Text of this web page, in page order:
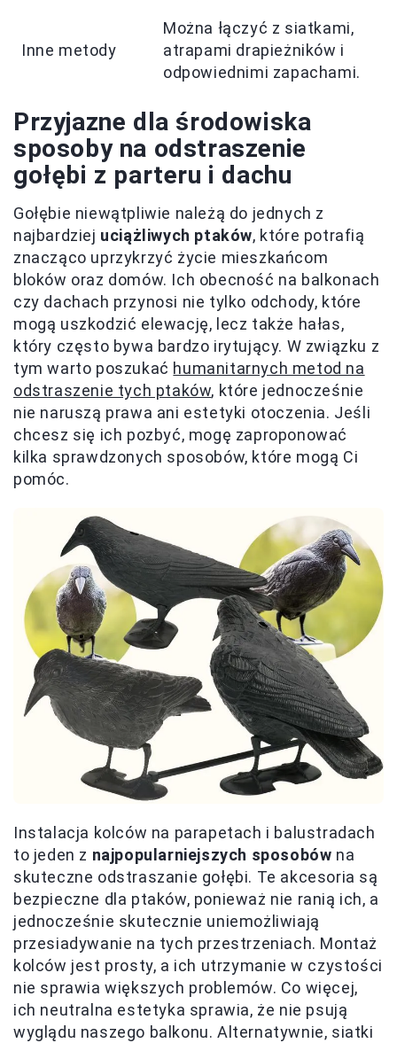
Inne metody
Można łączyć z siatkami,
atrapami drapieżników i
odpowiednimi zapachami.
Przyjazne dla środowiska
sposoby na odstraszenie
gołębi z parteru i dachu
Gołębie niewątpliwie należą do jednych z
najbardziej uciążliwych ptaków, które potrafią
znacząco uprzykrzyć życie mieszkańcom
bloków oraz domów. Ich obecność na balkonach
czy dachach przynosi nie tylko odchody, które
mogą uszkodzić elewację, lecz także hałas,
który często bywa bardzo irytujący. W związku z
tym warto poszukać humanitarnych metod na
odstraszenie tych ptaków, które jednocześnie
nie naruszą prawa ani estetyki otoczenia. Jeśli
chcesz się ich pozbyć, mogę zaproponować
kilka sprawdzonych sposobów, które mogą Ci
pomóc.
Instalacja kolców na parapetach i balustradach
to jeden z najpopularniejszych sposobów na
skuteczne odstraszanie gołębi. Te akcesoria są
bezpieczne dla ptaków, ponieważ nie ranią ich, a
jednocześnie skutecznie uniemożliwiają
przesiadywanie na tych przestrzeniach. Montaż
kolców jest prosty, a ich utrzymanie w czystości
nie sprawia większych problemów. Co więcej,
ich neutralna estetyka sprawia, że nie psują
wyglądu naszego balkonu. Alternatywnie, siatki